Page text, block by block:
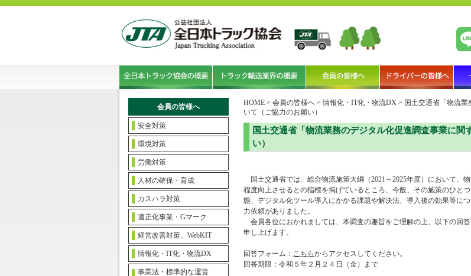
会員の皆様へ
安全対策
環境対策
労働対策
人材の確保・育成
カスハラ対策
適正化事業・Gマーク
経営改善対策、WebKIT
情報化・IT化・物流DX
事業法・標準的な運賃
HOME > 会員の皆様へ >情報化・IT化・物流DX > 国土交通省「物流
いて（ご協力のお願い）
国土交通省「物流業務のデジタル化促進調査事業に
い）
国土交通省では、総合物流施策大綱（2021～2025年度）において、
程度向上させるとの指標を掲げているところ、今般、その施策のひと
態、デジタル化ツール導入にかかる課題や解決法、導入後の効果等に
力依頼がありました。
会員各位におかれましては、本調査の趣旨をご理解の上、以下の回
申し上げます。
回答フォーム： こちらからアクセスしてください。
回答期限：令和５年２月２４日（金）まで